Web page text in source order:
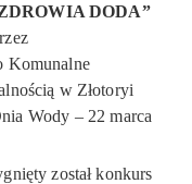
DODA”
Komunalne
w Złotoryi
Wody – 22 marca
został konkurs